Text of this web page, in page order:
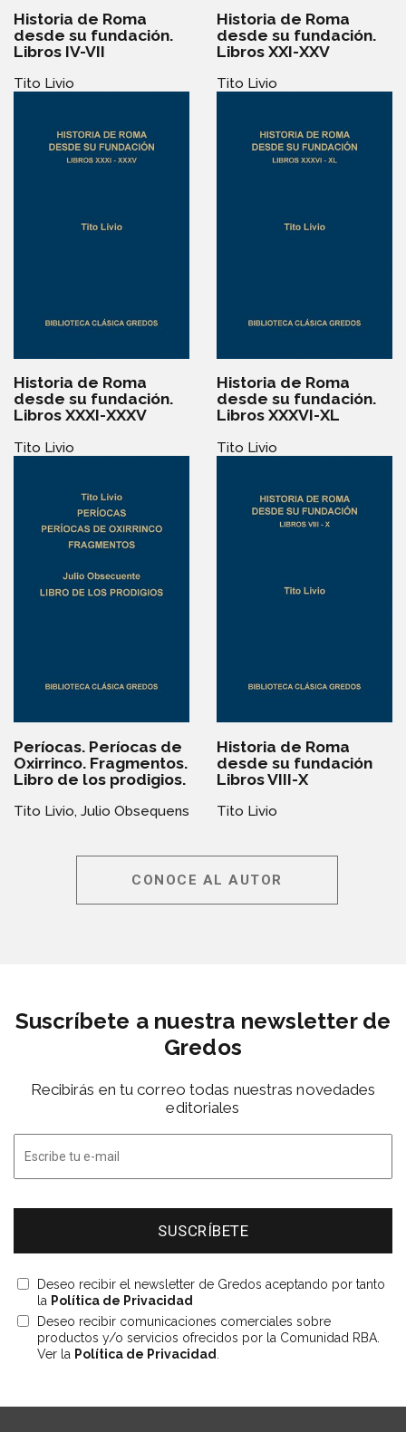
Historia de Roma
desde su fundación.
Libros IV-VII
Tito Livio
Historia de Roma
desde su fundación.
Libros XXI-XXV
Tito Livio
Historia de Roma
desde su fundación.
Libros XXXI-XXXV
Tito Livio
Historia de Roma
desde su fundación.
Libros XXXVI-XL
Tito Livio
Períocas. Períocas de
Oxirrinco. Fragmentos.
Libro de los prodigios.
Tito Livio, Julio Obsequens
Historia de Roma
desde su fundación
Libros VIII-X
Tito Livio
CONOCE AL AUTOR
Suscríbete a nuestra newsletter de
Gredos
Recibirás en tu correo todas nuestras novedades
editoriales
Deseo recibir el newsletter de Gredos aceptando por tanto
la Política de Privacidad
Deseo recibir comunicaciones comerciales sobre
productos y/o servicios ofrecidos por la Comunidad RBA.
Ver la Política de Privacidad.